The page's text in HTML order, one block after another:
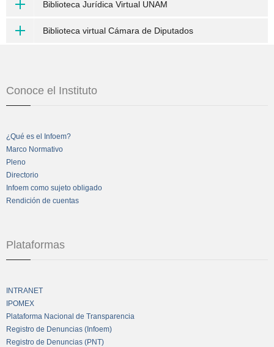
Biblioteca Jurídica Virtual UNAM
Biblioteca virtual Cámara de Diputados
Conoce el Instituto
¿Qué es el Infoem?
Marco Normativo
Pleno
Directorio
Infoem como sujeto obligado
Rendición de cuentas
Plataformas
INTRANET
IPOMEX
Plataforma Nacional de Transparencia
Registro de Denuncias (Infoem)
Registro de Denuncias (PNT)